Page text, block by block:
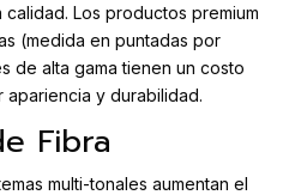
Los productos premium
(medida en puntadas por
de alta gama tienen un costo
y durabilidad.
Fibra
multi-tonales aumentan el